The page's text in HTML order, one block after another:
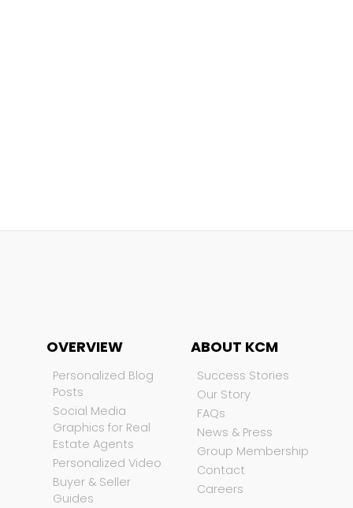
OVERVIEW
Personalized Blog
Posts
Social Media
Graphics for Real
Estate Agents
Personalized Video
Buyer & Seller
Guides
ABOUT KCM
Success Stories
Our Story
FAQs
News & Press
Group Membership
Contact
Careers